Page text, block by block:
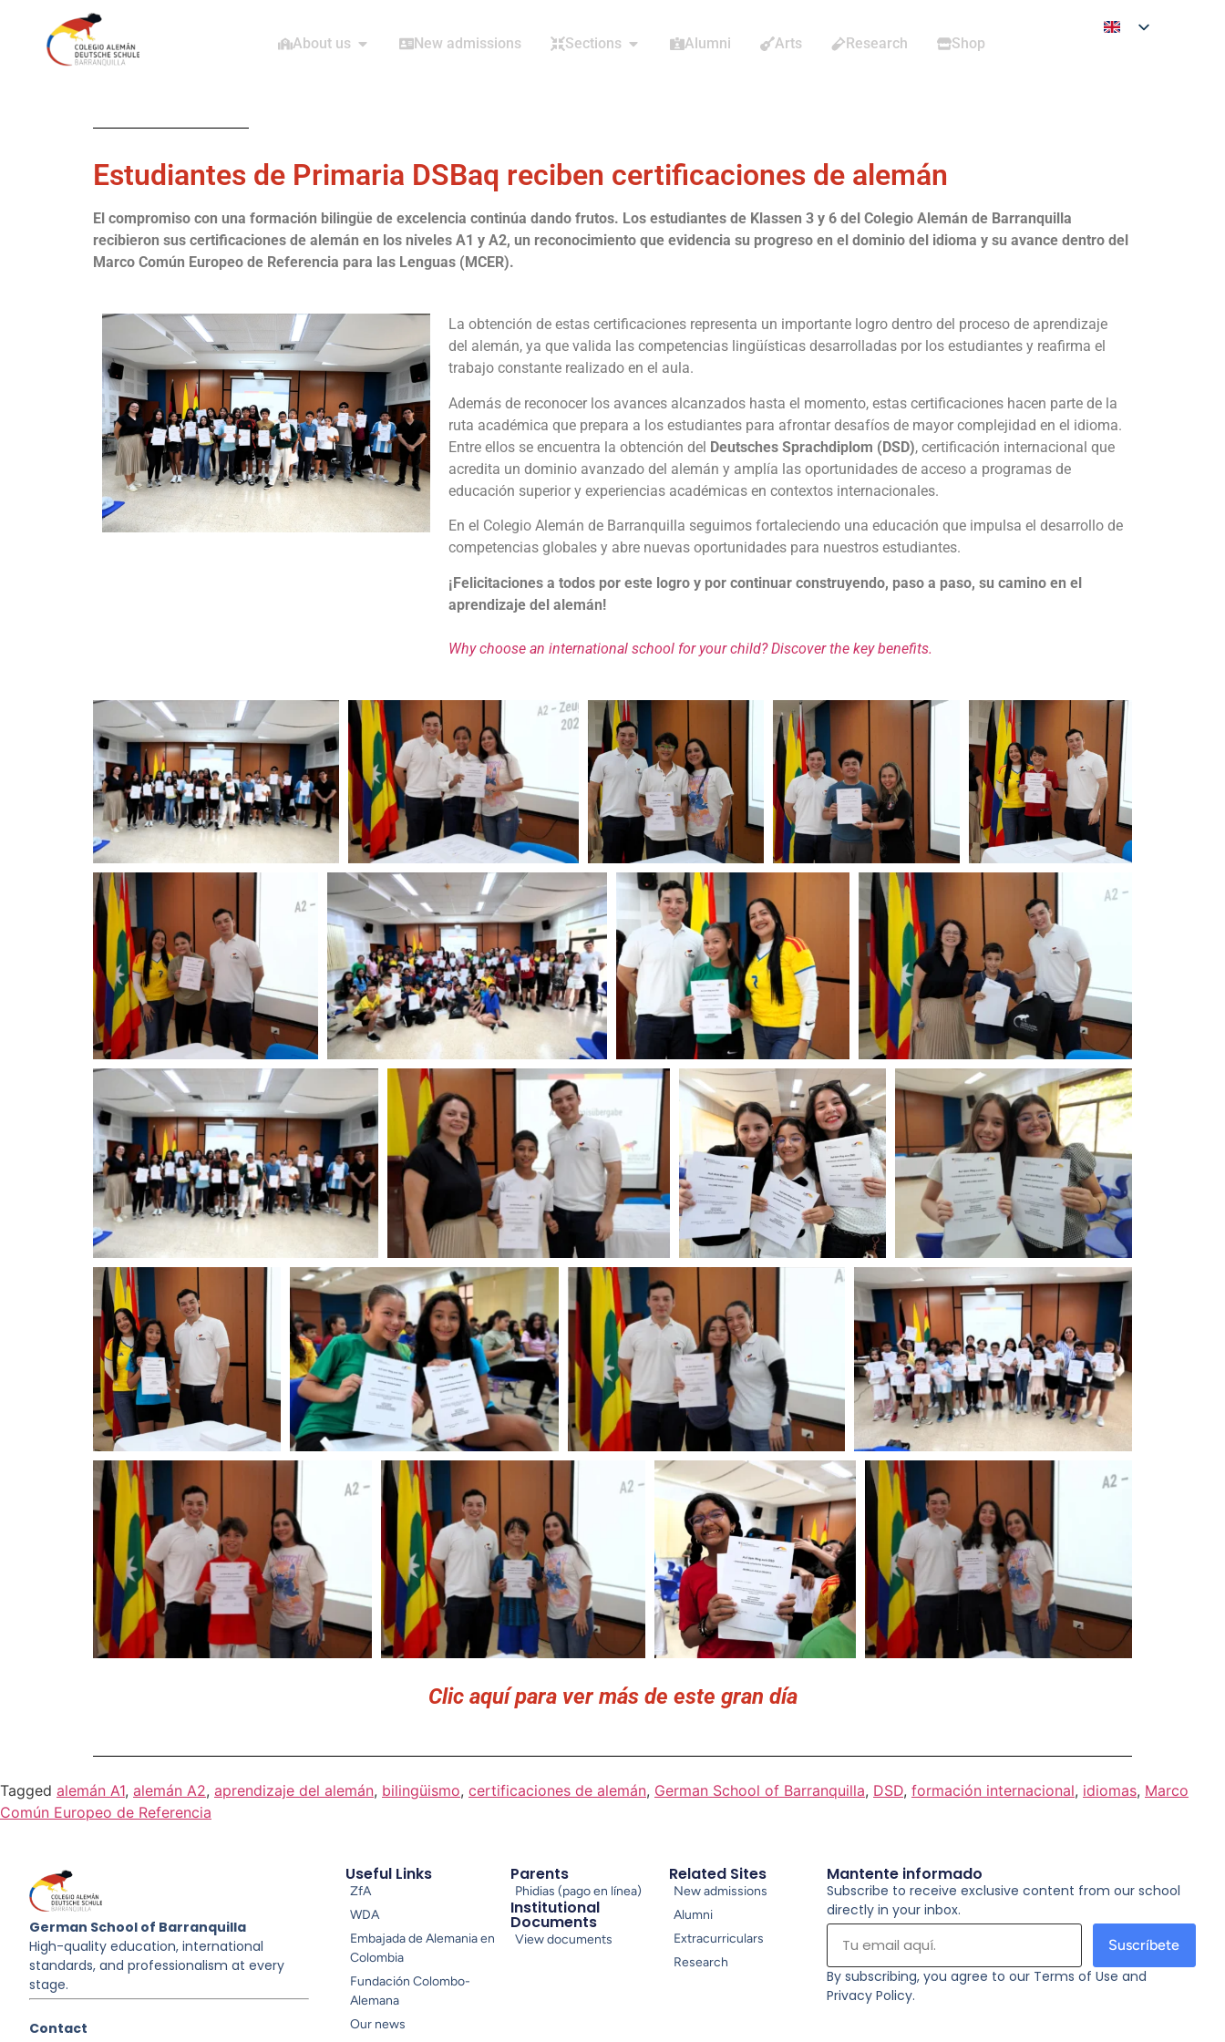
About us New admissions Sections Alumni Arts Research Shop
Estudiantes de Primaria DSBaq reciben certificaciones de alemán
El compromiso con una formación bilingüe de excelencia continúa dando frutos. Los estudiantes de Klassen 3 y 6 del Colegio Alemán de Barranquilla
recibieron sus certificaciones de alemán en los niveles A1 y A2, un reconocimiento que evidencia su progreso en el dominio del idioma y su avance dentro del
Marco Común Europeo de Referencia para las Lenguas (MCER).
La obtención de estas certificaciones representa un importante logro dentro del proceso de aprendizaje
del alemán, ya que valida las competencias lingüísticas desarrolladas por los estudiantes y reafirma el
trabajo constante realizado en el aula.
Además de reconocer los avances alcanzados hasta el momento, estas certificaciones hacen parte de la
ruta académica que prepara a los estudiantes para afrontar desafíos de mayor complejidad en el idioma.
Entre ellos se encuentra la obtención del Deutsches Sprachdiplom (DSD), certificación internacional que
acredita un dominio avanzado del alemán y amplía las oportunidades de acceso a programas de
educación superior y experiencias académicas en contextos internacionales.
En el Colegio Alemán de Barranquilla seguimos fortaleciendo una educación que impulsa el desarrollo de
competencias globales y abre nuevas oportunidades para nuestros estudiantes.
¡Felicitaciones a todos por este logro y por continuar construyendo, paso a paso, su camino en el
aprendizaje del alemán!
Why choose an international school for your child? Discover the key benefits.
Clic aquí para ver más de este gran día
Tagged alemán A1, alemán A2, aprendizaje del alemán, bilingüismo, certificaciones de alemán, German School of Barranquilla, DSD, formación internacional, idiomas, Marco
Común Europeo de Referencia
German School of Barranquilla
High-quality education, international
standards, and professionalism at every
stage.
Contact
Useful Links
ZfA
WDA
Embajada de Alemania en
Colombia
Fundación Colombo-
Alemana
Our news
Parents
Phidias (pago en línea)
Institutional
Documents
View documents
Related Sites
New admissions
Alumni
Extracurriculars
Research
Mantente informado
Subscribe to receive exclusive content from our school
directly in your inbox.
Suscríbete
By subscribing, you agree to our Terms of Use and
Privacy Policy.